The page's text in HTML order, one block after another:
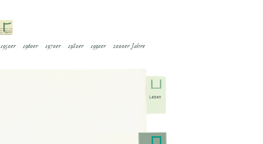
1950er 1960er 1970er 1980er 1990er 2000er Jahre
Leben